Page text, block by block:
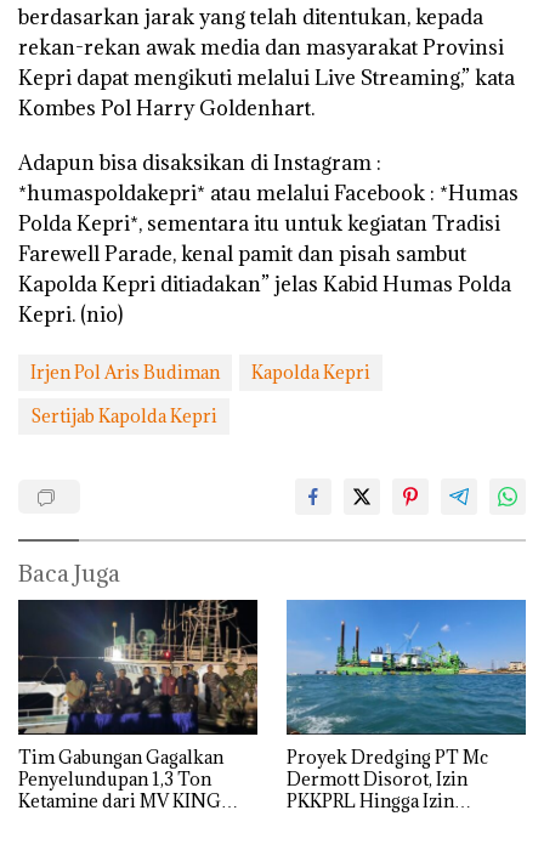
berdasarkan jarak yang telah ditentukan, kepada
rekan-rekan awak media dan masyarakat Provinsi
Kepri dapat mengikuti melalui Live Streaming,” kata
Kombes Pol Harry Goldenhart.
Adapun bisa disaksikan di Instagram :
*humaspoldakepri* atau melalui Facebook : *Humas
Polda Kepri*, sementara itu untuk kegiatan Tradisi
Farewell Parade, kenal pamit dan pisah sambut
Kapolda Kepri ditiadakan” jelas Kabid Humas Polda
Kepri. (nio)
Irjen Pol Aris Budiman
Kapolda Kepri
Sertijab Kapolda Kepri
Baca Juga
Tim Gabungan Gagalkan
Penyelundupan 1,3 Ton
Ketamine dari MV KING
Proyek Dredging PT Mc
Dermott Disorot, Izin
PKKPRL Hingga Izin